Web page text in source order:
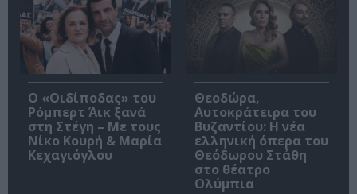
O «Οιδίποδας» του
Ρόμπερτ Άικ ξανά
στη Στέγη – Με τους
Νίκο Κουρή & Μαρία
Κεχαγιόγλου
Θεοδώρα,
Αυτοκράτειρα του
Βυζαντίου: Η νέα
ελληνική όπερα του
Θεόδωρου Στάθη
στο θέατρο
Ολύμπια